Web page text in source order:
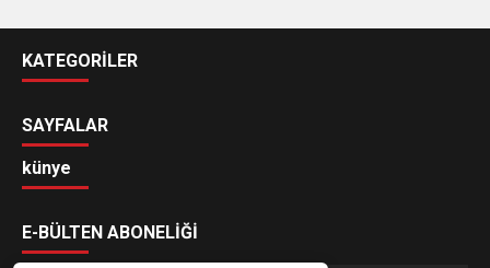
KATEGORİLER
SAYFALAR
künye
E-BÜLTEN ABONELİĞİ